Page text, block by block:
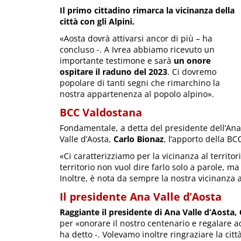
Il primo cittadino rimarca la vicinanza della
città con gli Alpini.
«Aosta dovrà attivarsi ancor di più – ha
concluso -. A Ivrea abbiamo ricevuto un
importante testimone e sarà un onore
ospitare il raduno del 2023. Ci dovremo
popolare di tanti segni che rimarchino la
nostra appartenenza al popolo alpino».
BCC Valdostana
Fondamentale, a detta del presidente dell’Ana
Valle d’Aosta, Carlo Bionaz, l’apporto della
«Ci caratterizziamo per la vicinanza al
territorio non vuol dire farlo solo a parole,
Inoltre, è nota da sempre la nostra vicinanza
Il presidente Ana Valle d’Aosta
Raggiante il presidente di Ana Valle d’Aosta,
per «onorare il nostro centenario e regalare
ha detto -. Volevamo inoltre ringraziare la